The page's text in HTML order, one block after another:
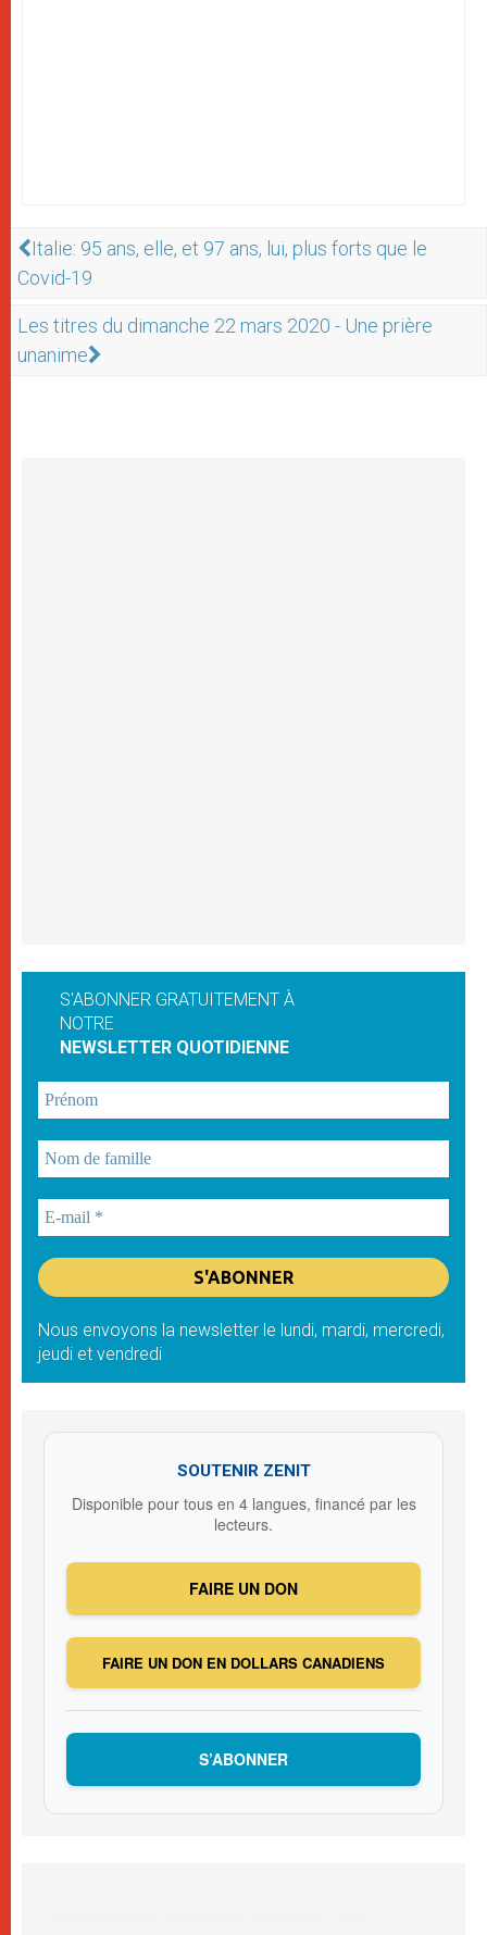
Italie: 95 ans, elle, et 97 ans, lui, plus forts que le
Covid-19
Les titres du dimanche 22 mars 2020 - Une prière
unanime
S'ABONNER GRATUITEMENT À
NOTRE
NEWSLETTER QUOTIDIENNE
Nous envoyons la newsletter le lundi, mardi, mercredi,
jeudi et vendredi
SOUTENIR ZENIT
Disponible pour tous en 4 langues, financé par les
lecteurs.
FAIRE UN DON
FAIRE UN DON EN DOLLARS CANADIENS
S’ABONNER